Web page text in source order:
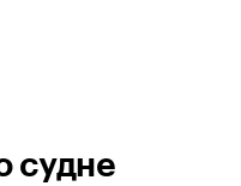
судне